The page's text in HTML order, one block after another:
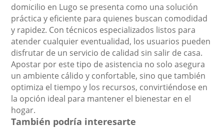
domicilio en Lugo se presenta como una solución
práctica y eficiente para quienes buscan comodidad
y rapidez. Con técnicos especializados listos para
atender cualquier eventualidad, los usuarios pueden
disfrutar de un servicio de calidad sin salir de casa.
Apostar por este tipo de asistencia no solo asegura
un ambiente cálido y confortable, sino que también
optimiza el tiempo y los recursos, convirtiéndose en
la opción ideal para mantener el bienestar en el
hogar.
También podría interesarte